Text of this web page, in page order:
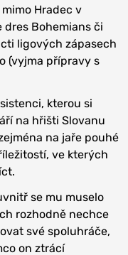
Hradec v
dres Bohemians či
ligových zápasech
(vyjma přípravy s
kterou si
na hřišti Slovanu
na jaře pouhé
ve kterých
se mu muselo
rozhodně nechce
své spoluhráče,
on ztrácí